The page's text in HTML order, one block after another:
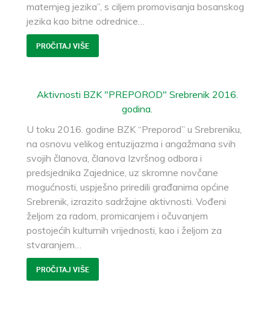
maternjeg jezika”, s ciljem promovisanja bosanskog
jezika kao bitne odrednice…
PROČITAJ VIŠE
Aktivnosti BZK "PREPOROD" Srebrenik 2016.
godina.
U toku 2016. godine BZK “Preporod” u Srebreniku,
na osnovu velikog entuzijazma i angažmana svih
svojih članova, članova Izvršnog odbora i
predsjednika Zajednice, uz skromne novčane
mogućnosti, uspješno priredili građanima općine
Srebrenik, izrazito sadržajne aktivnosti. Vođeni
željom za radom, promicanjem i očuvanjem
postojećih kulturnih vrijednosti, kao i željom za
stvaranjem…
PROČITAJ VIŠE